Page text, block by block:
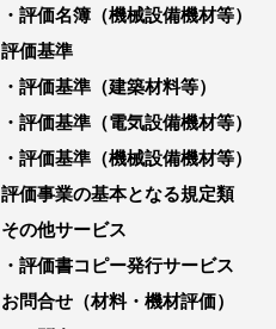
評価名簿（機械設備機材等）
評価基準
評価基準（建築材料等）
評価基準（電気設備機材等）
評価基準（機械設備機材等）
評価事業の基本となる規定類
その他サービス
評価書コピー発行サービス
お問合せ（材料・機材評価）